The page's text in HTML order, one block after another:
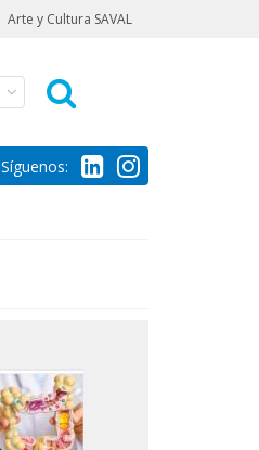
Arte y Cultura SAVAL
Síguenos: